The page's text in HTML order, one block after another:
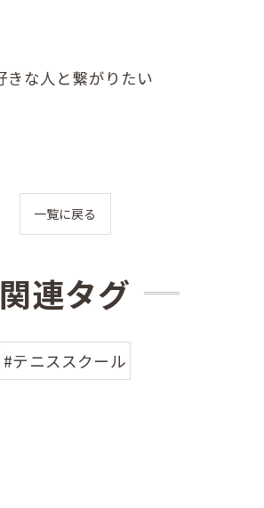
きな人と繋がりたい
一覧に戻る
関連タグ
#テニススクール